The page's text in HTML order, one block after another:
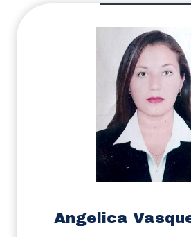
Angelica